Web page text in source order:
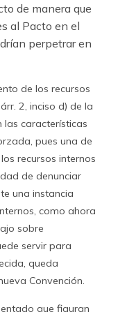
de manera que
al Pacto en el
perpetrar en
de los recursos
2, inciso d) de la
las características
pues una de
recursos internos
de denunciar
una instancia
como ahora
sobre
servir para
queda
Convención.
que figuran